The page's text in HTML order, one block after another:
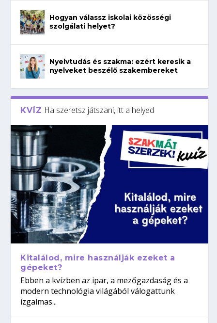
Hogyan válassz iskolai közösségi
szolgálati helyet?
Nyelvtudás és szakma: ezért keresik a
nyelveket beszélő szakembereket
KVÍZ Ha szeretsz játszani, itt a helyed
Kitalálod, mire használják ezeket a
gépeket?
Ebben a kvízben az ipar, a mezőgazdaság és a
modern technológia világából válogattunk
izgalmas...